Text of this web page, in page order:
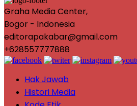
Graha Media Center,
Bogor - Indonesia
editorapakabar@gmail.com
+628557777888
Hak Jawab
Histori Media